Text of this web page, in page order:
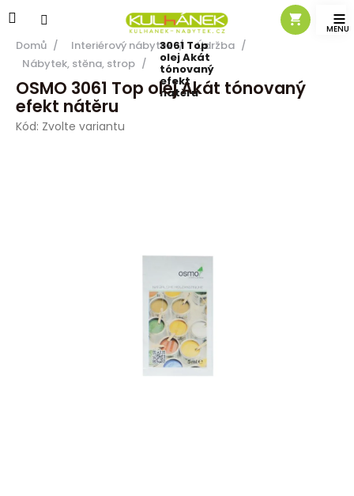
na
Domů / Interiérový nábytek / Údržba /
Nábytek, stěna, strop /
OSMO
3061 Top
olej Akát
tónovaný
efekt
nátěru
OSMO 3061 Top olej Akát tónovaný
efekt nátěru
Kód: Zvolte variantu